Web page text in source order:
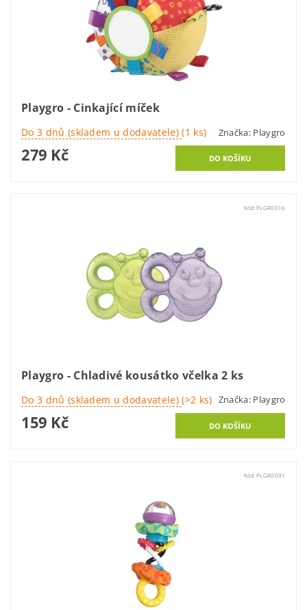
Playgro - Cinkající míček
Do 3 dnů (skladem u dodavatele)(1 ks) Značka: Playgro
279 Kč
Kód: PLGR0016
Playgro - Chladivé kousátko včelka 2 ks
Do 3 dnů (skladem u dodavatele)(>2 ks) Značka: Playgro
159 Kč
Kód: PLGR0091